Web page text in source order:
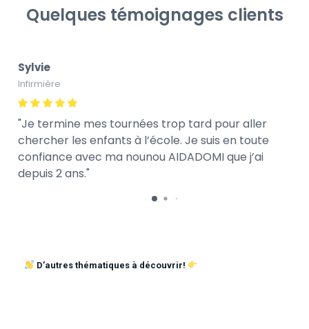
Quelques témoignages clients
Sylvie
Infirmière
Je termine mes tournées trop tard pour aller
chercher les enfants à l’école. Je suis en toute
confiance avec ma nounou AIDADOMI que j’ai
depuis 2 ans.
D’autres thématiques à découvrir!